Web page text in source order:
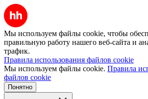
Мы используем файлы cookie, чтобы
правильную работу нашего веб-сайта и
трафик.
Правила использования файлов cookie
Мы используем файлы cookie. Правила
файлов cookie
Понятно